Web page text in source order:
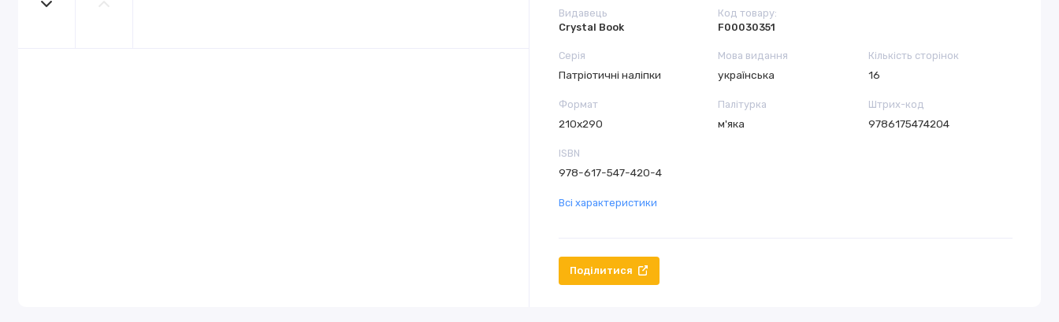
Видавець
Crystal Book
Код товару:
F00030351
Серія
Патріотичні наліпки
Мова видання
українська
Кількість сторінок
16
Формат
210х290
Палітурка
м'яка
Штрих-код
9786175474204
ISBN
978-617-547-420-4
Всі характеристики
Поділитися